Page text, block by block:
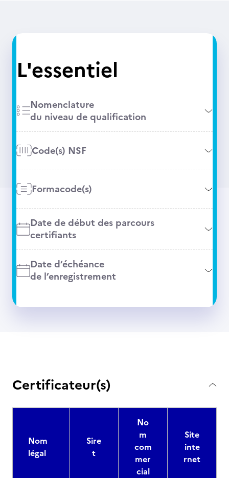
L'essentiel
Nomenclature
du niveau de qualification
Code(s) NSF
Formacode(s)
Date de début des parcours
certifiants
Date d’échéance
de l’enregistrement
Certificateur(s)
Nom
légal
Sire
t
No
m
com
mer
cial
Site
inte
rnet